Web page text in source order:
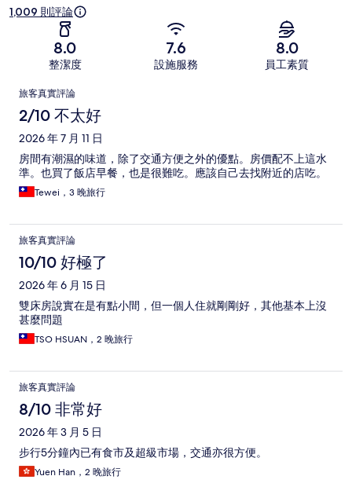
1,009 則評論
8.0
整潔度
7.6
設施服務
8.0
員工素質
評
論
旅客真實評論
2/10 不太好
2026 年 7 月 11 日
房間有潮濕的味道，除了交通方便之外的優點。房價配不上這水
準。也買了飯店早餐，也是很難吃。應該自己去找附近的店吃。
Tewei，3 晚旅行
旅客真實評論
10/10 好極了
2026 年 6 月 15 日
雙床房說實在是有點小間，但一個人住就剛剛好，其他基本上沒
甚麼問題
TSO HSUAN，2 晚旅行
旅客真實評論
8/10 非常好
2026 年 3 月 5 日
步行5分鐘內已有食市及超級市場，交通亦很方便。
Yuen Han，2 晚旅行